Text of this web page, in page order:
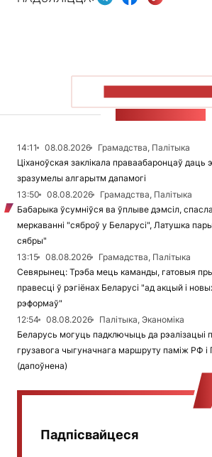
14:11 08.08.2026
Грамадства, Палітыка
Ціханоўская заклікала праваабаронцаў даць
зразумелы алгарытм дапамогі
13:50
08.08.2026
Грамадства, Палітыка
Бабарыка ўсумніўся ва ўплыве дэмсіл,
меркаванні "сяброў у Беларусі", Латушка
сябры"
13:15
08.08.2026
Грамадства, Палітыка
Севярынец: Трэба мець каманды, гатовыя
правесці ў рэгіёнах Беларусі "ад акцый і
рэформаў"
12:54
08.08.2026
Палітыка, Эканоміка
Беларусь могуць падключыць да рэалізацыі
грузавога чыгуначнага маршруту паміж РФ і
(дапоўнена)
Падпісвайцеся